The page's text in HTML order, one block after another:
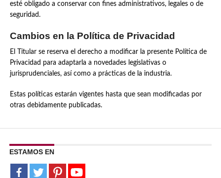
esté obligado a conservar con fines administrativos, legales o de
seguridad.
Cambios en la Política de Privacidad
El Titular se reserva el derecho a modificar la presente Política de
Privacidad para adaptarla a novedades legislativas o
jurisprudenciales, así como a prácticas de la industria.
Estas políticas estarán vigentes hasta que sean modificadas por
otras debidamente publicadas.
ESTAMOS EN